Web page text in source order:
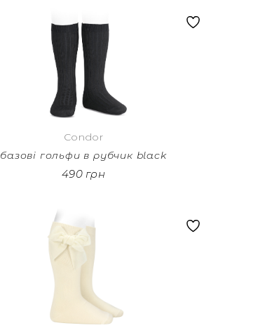
Condor
базові гольфи в рубчик black
490 грн